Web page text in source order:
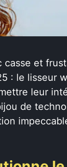
et
: le lisseur
leur
de